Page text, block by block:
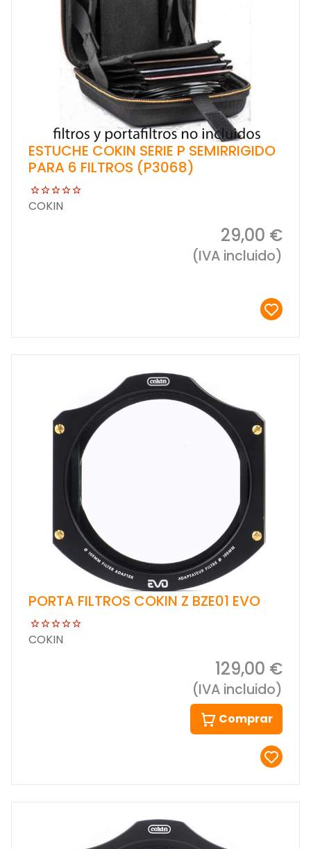
ESTUCHE COKIN SERIE P SEMIRRIGIDO
PARA 6 FILTROS (P3068)
COKIN
29,00 €
(IVA incluido)
PORTA FILTROS COKIN Z BZE01 EVO
COKIN
129,00 €
(IVA incluido)
Comprar